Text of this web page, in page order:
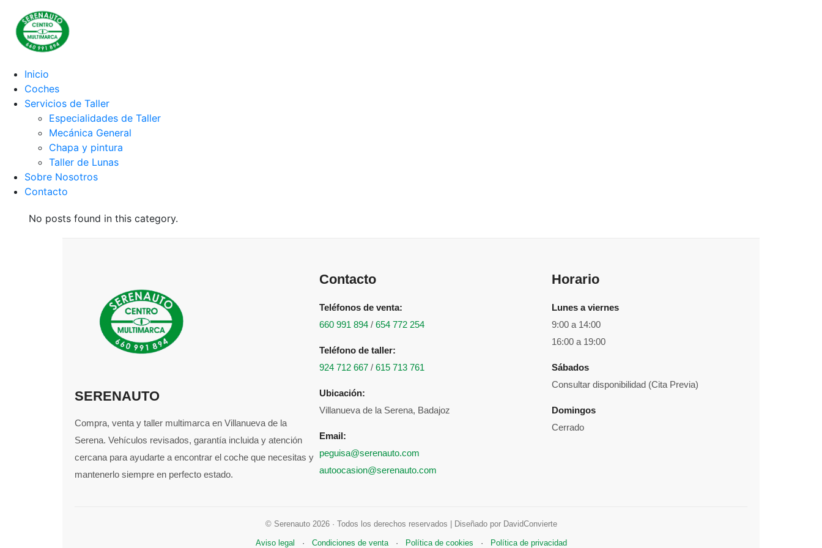
Inicio
Coches
Servicios de Taller
Especialidades de Taller
Mecánica General
Chapa y pintura
Taller de Lunas
Sobre Nosotros
Contacto
No posts found in this category.
SERENAUTO
Compra, venta y taller multimarca en Villanueva de la
Serena. Vehículos revisados, garantía incluida y atención
cercana para ayudarte a encontrar el coche que necesitas y
mantenerlo siempre en perfecto estado.
Contacto
Teléfonos de venta:
660 991 894 / 654 772 254
Teléfono de taller:
924 712 667 / 615 713 761
Ubicación:
Villanueva de la Serena, Badajoz
Email:
peguisa@serenauto.com
autoocasion@serenauto.com
Horario
Lunes a viernes
9:00 a 14:00
16:00 a 19:00
Sábados
Consultar disponibilidad (Cita Previa)
Domingos
Cerrado
© Serenauto 2026 · Todos los derechos reservados | Diseñado por DavidConvierte
Aviso legal · Condiciones de venta · Política de cookies · Política de privacidad